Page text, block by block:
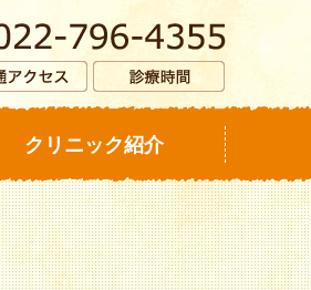
クリニック紹介